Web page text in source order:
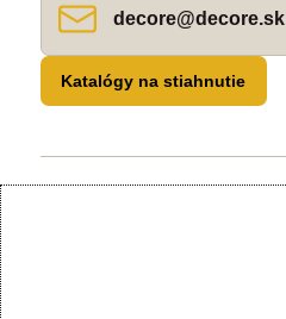
decore​@decore​.sk
Katalógy na stiahnutie